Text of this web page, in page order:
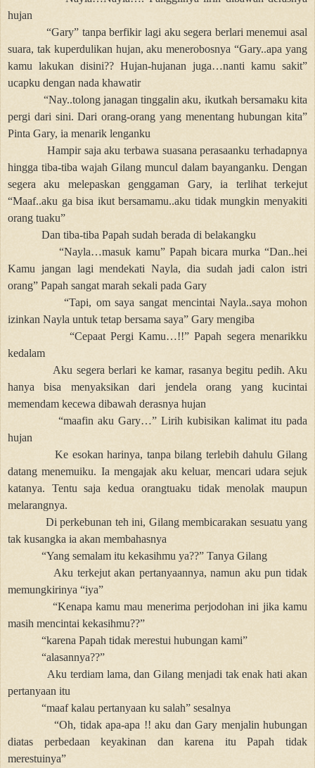
hujan
“Gary” tanpa berfikir lagi aku segera berlari menemui asal
suara, tak kuperdulikan hujan, aku menerobosnya “Gary..apa yang
kamu lakukan disini?? Hujan-hujanan juga…nanti kamu sakit”
ucapku dengan nada khawatir
“Nay..tolong janagan tinggalin aku, ikutkah bersamaku kita
pergi dari sini. Dari orang-orang yang menentang hubungan kita”
Pinta Gary, ia menarik lenganku
Hampir saja aku terbawa suasana perasaanku terhadapnya
hingga tiba-tiba wajah Gilang muncul dalam bayanganku. Dengan
segera aku melepaskan genggaman Gary, ia terlihat terkejut
“Maaf..aku ga bisa ikut bersamamu..aku tidak mungkin menyakiti
orang tuaku”
Dan tiba-tiba Papah sudah berada di belakangku
“Nayla…masuk kamu” Papah bicara murka “Dan..hei
Kamu jangan lagi mendekati Nayla, dia sudah jadi calon istri
orang” Papah sangat marah sekali pada Gary
“Tapi, om saya sangat mencintai Nayla..saya mohon
izinkan Nayla untuk tetap bersama saya” Gary mengiba
“Cepaat Pergi Kamu…!!” Papah segera menarikku
kedalam
Aku segera berlari ke kamar, rasanya begitu pedih. Aku
hanya bisa menyaksikan dari jendela orang yang kucintai
memendam kecewa dibawah derasnya hujan
“maafin aku Gary…” Lirih kubisikan kalimat itu pada
hujan
Ke esokan harinya, tanpa bilang terlebih dahulu Gilang
datang menemuiku. Ia mengajak aku keluar, mencari udara sejuk
katanya. Tentu saja kedua orangtuaku tidak menolak maupun
melarangnya.
Di perkebunan teh ini, Gilang membicarakan sesuatu yang
tak kusangka ia akan membahasnya
“Yang semalam itu kekasihmu ya??” Tanya Gilang
Aku terkejut akan pertanyaannya, namun aku pun tidak
memungkirinya “iya”
“Kenapa kamu mau menerima perjodohan ini jika kamu
masih mencintai kekasihmu??”
“karena Papah tidak merestui hubungan kami”
“alasannya??”
Aku terdiam lama, dan Gilang menjadi tak enak hati akan
pertanyaan itu
“maaf kalau pertanyaan ku salah” sesalnya
“Oh, tidak apa-apa !! aku dan Gary menjalin hubungan
diatas perbedaan keyakinan dan karena itu Papah tidak
merestuinya”